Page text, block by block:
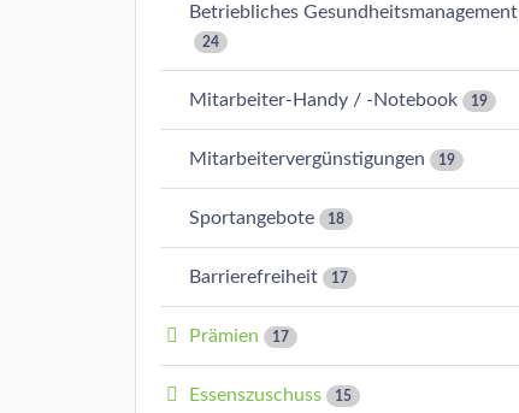
Betriebliches Gesundheitsmanagement
24
Mitarbeiter-Handy / -Notebook 19
Mitarbeitervergünstigungen 19
Sportangebote 18
Barrierefreiheit 17
Prämien 17
Essenszuschuss 15